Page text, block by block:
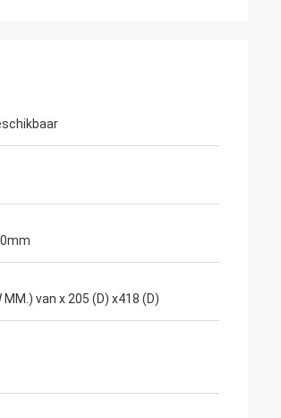
MM.) van x 205 (D) x418 (D)